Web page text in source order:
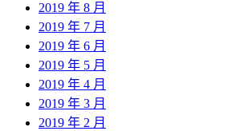
2019 年 8 月
2019 年 7 月
2019 年 6 月
2019 年 5 月
2019 年 4 月
2019 年 3 月
2019 年 2 月